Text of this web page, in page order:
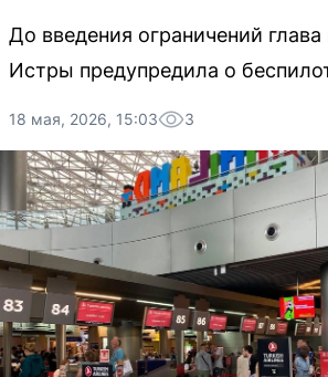
До введения ограничений
Истры предупредила о
18 мая, 2026, 15:03 3